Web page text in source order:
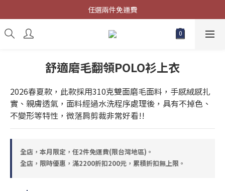
限時優惠，滿2200折扣200元，累積折扣無上限。
任選兩件免運費
新註冊會員，再贈送50元購物金!!
舒適磨毛翻領POLO衫上衣
2026春夏款，此款採用310克雙面磨毛面料，手感絨感扎
實、親膚透氣，面料經過水洗程序處理後，具有不掉色、
不變形等特性，微落肩剪裁非常好看!!
全店，本月限定，任2件免運費(限台灣地區)。
全店，限時優惠，滿2200折扣200元，累積折扣無上限。